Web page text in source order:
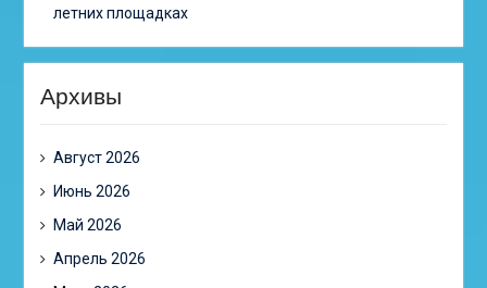
летних площадках
Архивы
Август 2026
Июнь 2026
Май 2026
Апрель 2026